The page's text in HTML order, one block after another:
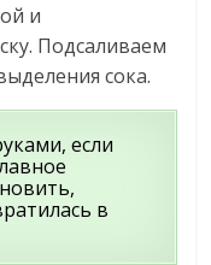
и
Подсаливаем
сока.
если
в